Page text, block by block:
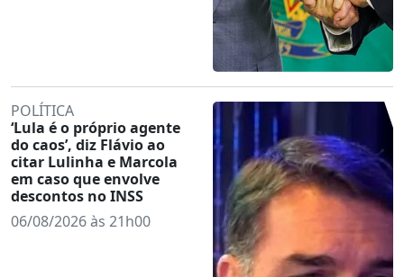
POLÍTICA
‘Lula é o próprio agente
do caos’, diz Flávio ao
citar Lulinha e Marcola
em caso que envolve
descontos no INSS
06/08/2026 às 21h00